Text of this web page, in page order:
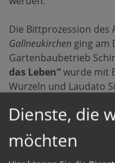
Die Bittprozession des
Gallneukirchen ging am
Gartenbaubetrieb
das Leben“wurde mit
Wurzeln und Laudato
herausgestrichen.
Trotz der kurzen
Lehrlinge
Dienste, die
möchten